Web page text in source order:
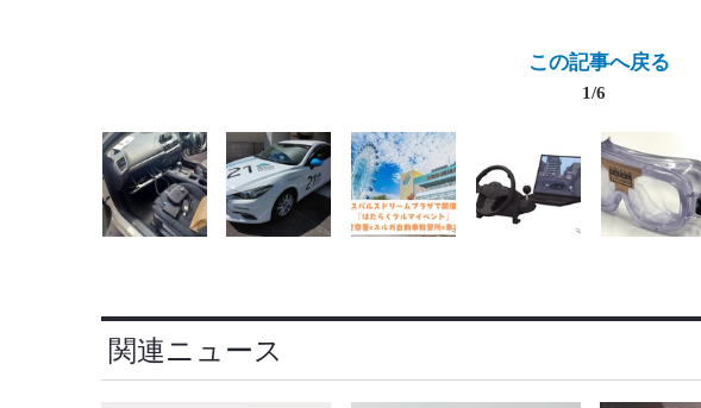
この記事へ戻る
1/6
関連ニュース